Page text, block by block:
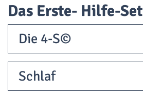
Das Erste- Hilfe-Set
Die 4-S©
Schlaf